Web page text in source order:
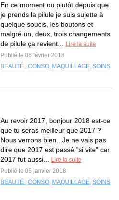
En ce moment ou plutôt depuis que
je prends la pilule je suis sujette à
quelque soucis, les boutons et
malgré un, deux, trois changements
de pilule ça revient...
Lire la suite
Publié le 06 février 2018
BEAUTÉ , CONSO, MAQUILLAGE, SOINS
Au revoir 2017, bonjour 2018 est-ce
que tu seras meilleur que 2017 ?
Nous verrons bien...Je ne vais pas
dire que 2017 est passé "si vite" car
2017 fut aussi...
Lire la suite
Publié le 05 janvier 2018
BEAUTÉ , CONSO, MAQUILLAGE, SOINS